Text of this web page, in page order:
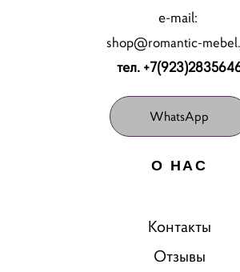
e-mail:
shop@romantic-
тел.
WhatsApp
О НАС
Контакты
Отзывы